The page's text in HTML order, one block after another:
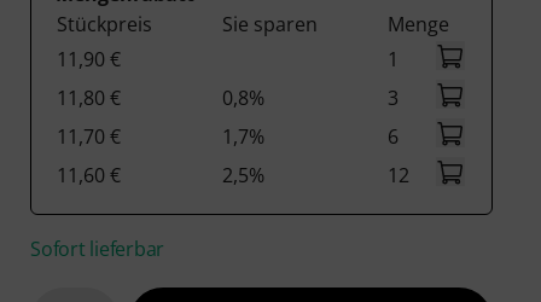
Stückpreis
Sie sparen
Menge
11,90 €
1
11,80 €
0,8%
3
11,70 €
1,7%
6
11,60 €
2,5% 12
Sofort lieferbar